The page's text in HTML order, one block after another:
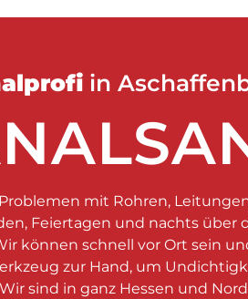
in
mit Rohren,
Feiertagen und nachts über
können schnell vor Ort sein
zur Hand, um
sind in ganz Hessen und